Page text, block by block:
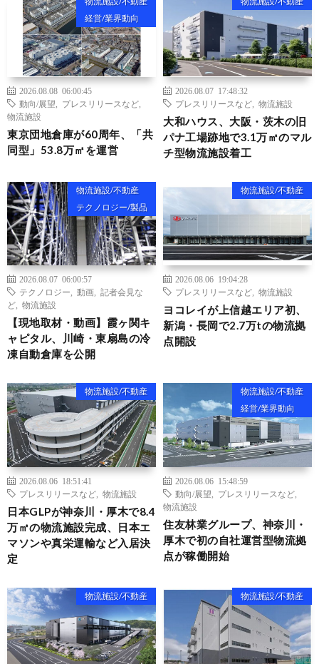
経営/業界動向
2026.08.08 06:00:45
動向/展望
プレスリリースなど
物流施設
東京団地倉庫が60周年、「共
同型」53.8万㎡を運営
2026.08.07 17:48:32
プレスリリースなど
物流施設
大和ハウス、大阪・茨木の旧
パナ工場跡地で3.1万㎡のマル
チ型物流施設着工
物流施設/不動産
テクノロジー/製品
2026.08.07 06:00:57
テクノロジー
動画
記者会見な
ど
物流施設
【現地取材・動画】霞ヶ関キ
ャピタル、川崎・東扇島の冷
凍自動倉庫を公開
物流施設/不動産
2026.08.06 19:04:28
プレスリリースなど
物流施設
ヨコレイが上信越エリア初、
新潟・長岡で2.7万tの物流拠
点開設
物流施設/不動産
2026.08.06 18:51:41
プレスリリースなど
物流施設
日本GLPが神奈川・厚木で8.4
万㎡の物流施設完成、日本エ
マソンや真栄運輸など入居決
定
物流施設/不動産
経営/業界動向
2026.08.06 15:48:59
動向/展望
プレスリリースなど
物流施設
住友林業グループ、神奈川・
厚木で初の自社運営型物流拠
点が稼働開始
物流施設/不動産 物流施設/不動産